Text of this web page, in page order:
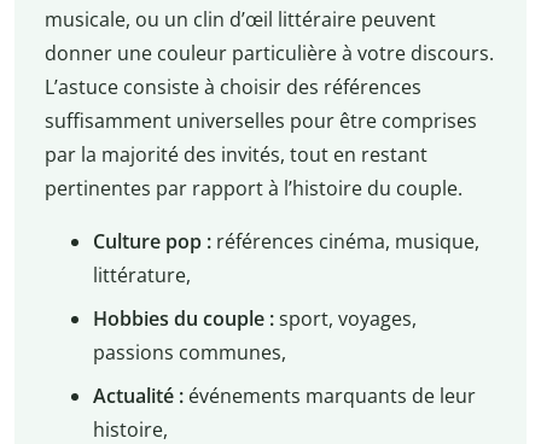
musicale, ou un clin d’œil littéraire peuvent
donner une couleur particulière à votre discours.
L’astuce consiste à choisir des références
suffisamment universelles pour être comprises
par la majorité des invités, tout en restant
pertinentes par rapport à l’histoire du couple.
Culture pop :références cinéma, musique,
littérature,
Hobbies du couple :sport, voyages,
passions communes,
Actualité :événements marquants de leur
histoire,